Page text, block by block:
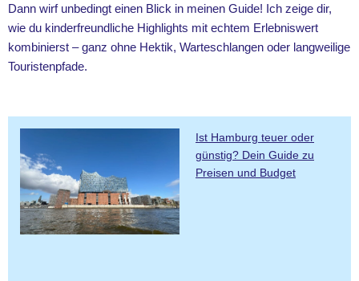
Dann wirf unbedingt einen Blick in meinen Guide! Ich zeige dir,
wie du kinderfreundliche Highlights mit echtem Erlebniswert
kombinierst – ganz ohne Hektik, Warteschlangen oder langweilige
Touristenpfade.
Ist Hamburg teuer oder
günstig? Dein Guide zu
Preisen und Budget